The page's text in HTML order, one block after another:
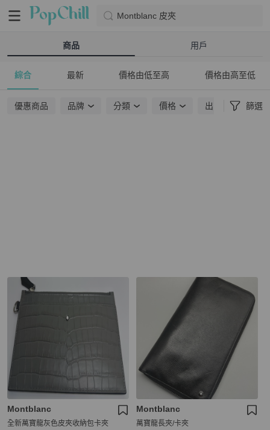
Montblanc 皮夾
商品 用戶
綜合 最新 價格由低至高 價格由高至低
優惠商品 品牌 分類 價格 出貨地點 篩選
Montblanc
全新萬寶龍灰色皮夾收納包卡夾
Montblanc
萬寶龍長夾/卡夾